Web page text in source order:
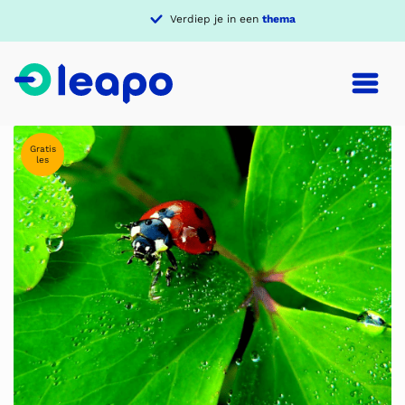
Verdiep je in eenthema
Gratis
les